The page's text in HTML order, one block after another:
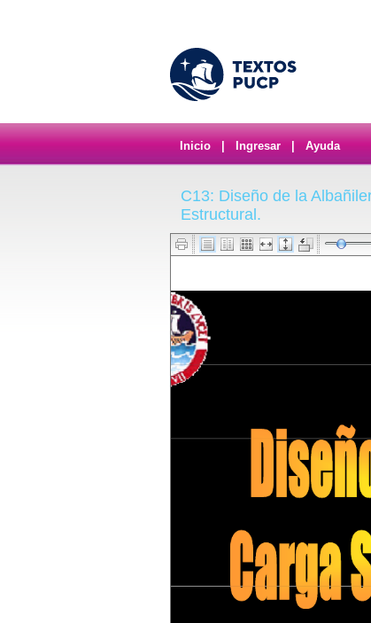
Inicio Ingresar Ayuda
C13: Diseño de la
Estructural.